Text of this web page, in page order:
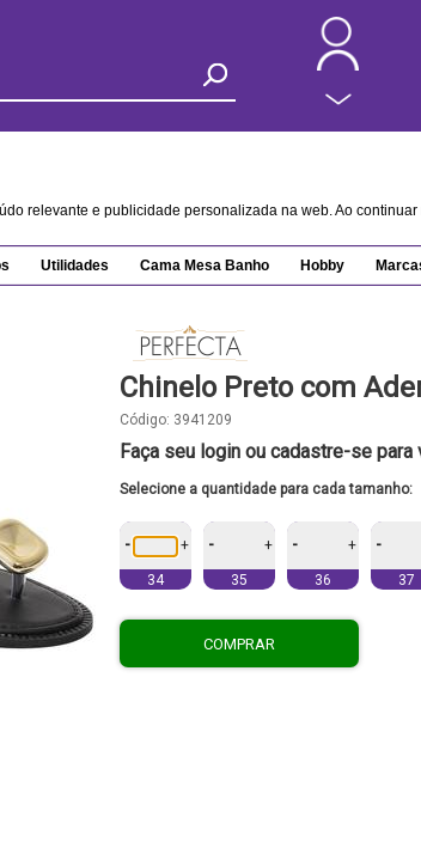
relevante e publicidade personalizada na web. Ao
Utilidades Cama Mesa Banho Hobby
Chinelo Preto com
Código: 3941209
Faça seu login ou cadastre-se para
Selecione a quantidade para cada tamanho:
- +
34
- +
35
- +
36
-
37
COMPRAR